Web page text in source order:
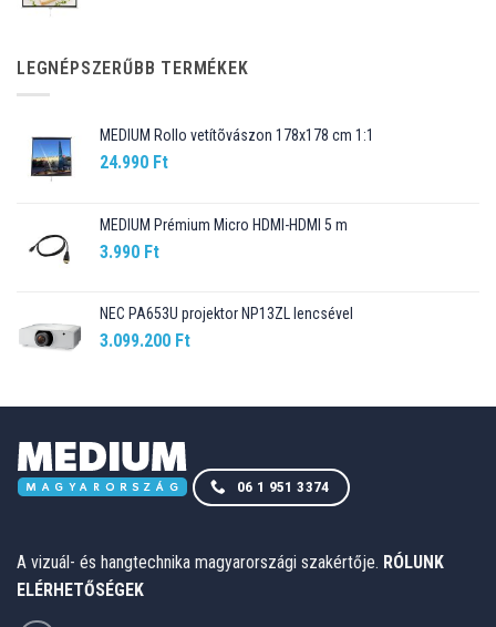
89.990 Ft.76.499 Ft.
LEGNÉPSZERŰBB TERMÉKEK
MEDIUM Rollo vetítõvászon 178x178 cm 1:1
24.990 Ft
MEDIUM Prémium Micro HDMI-HDMI 5 m
3.990 Ft
NEC PA653U projektor NP13ZL lencsével
3.099.200 Ft
06 1 951 3374
A vizuál- és hangtechnika magyarországi szakértője. RÓLUNK
ELÉRHETŐSÉGEK